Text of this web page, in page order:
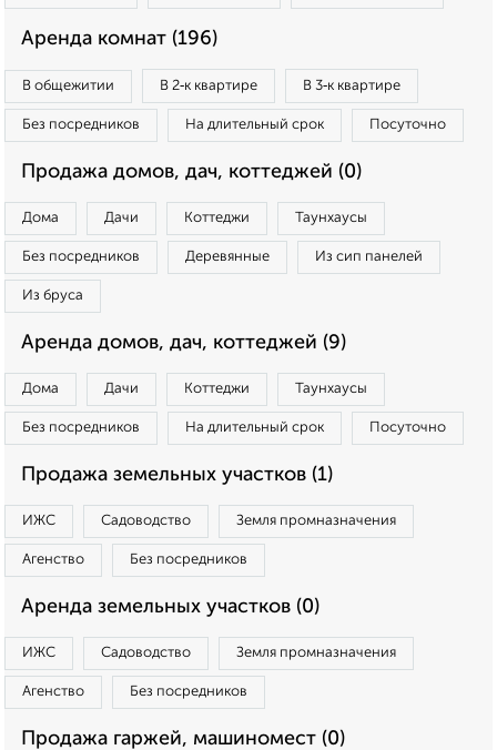
Аренда комнат (196)
В общежитии В 2‑к квартире В 3‑к квартире
Без посредников На длительный срок Посуточно
Продажа домов, дач, коттеджей (0)
Дома Дачи Коттеджи Таунхаусы
Без посредников Деревянные Из сип панелей
Из бруса
Аренда домов, дач, коттеджей (9)
Дома Дачи Коттеджи Таунхаусы
Без посредников На длительный срок Посуточно
Продажа земельных участков (1)
ИЖС Садоводство Земля промназначения
Агенство Без посредников
Аренда земельных участков (0)
ИЖС Садоводство Земля промназначения
Агенство Без посредников
Продажа гаржей, машиномест (0)